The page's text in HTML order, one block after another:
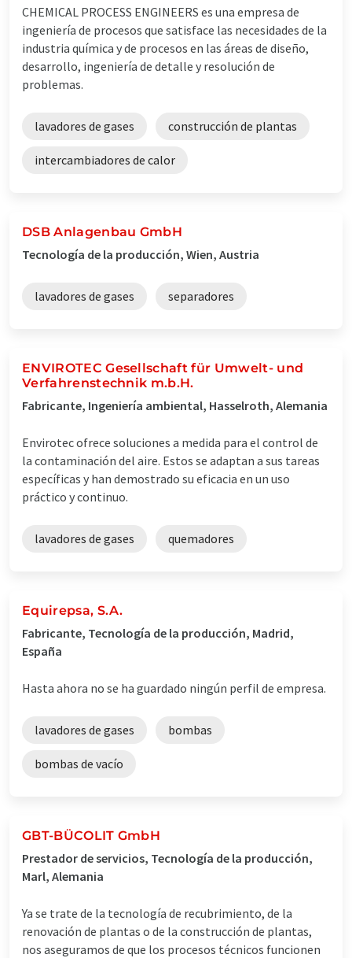
CHEMICAL PROCESS ENGINEERS es una empresa de
ingeniería de procesos que satisface las necesidades de la
industria química y de procesos en las áreas de diseño,
desarrollo, ingeniería de detalle y resolución de
problemas.
lavadores de gases construcción de plantas
intercambiadores de calor
DSB Anlagenbau GmbH
Tecnología de la producción, Wien, Austria
lavadores de gases separadores
ENVIROTEC Gesellschaft für Umwelt- und
Verfahrenstechnik m.b.H.
Fabricante, Ingeniería ambiental, Hasselroth, Alemania
Envirotec ofrece soluciones a medida para el control de
la contaminación del aire. Estos se adaptan a sus tareas
específicas y han demostrado su eficacia en un uso
práctico y continuo.
lavadores de gases quemadores
Equirepsa, S.A.
Fabricante, Tecnología de la producción, Madrid,
España
Hasta ahora no se ha guardado ningún perfil de empresa.
lavadores de gases bombas
bombas de vacío
GBT-BÜCOLIT GmbH
Prestador de servicios, Tecnología de la producción,
Marl, Alemania
Ya se trate de la tecnología de recubrimiento, de la
renovación de plantas o de la construcción de plantas,
nos aseguramos de que los procesos técnicos funcionen